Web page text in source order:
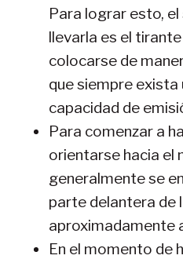
Para lograr esto,
llevarla es el
colocarse de
que siempre exista
capacidad de
Para comenzar a
orientarse hacia el
generalmente se
parte delantera de
aproximadamente
En el momento de